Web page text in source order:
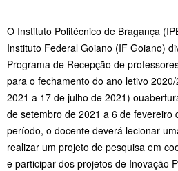
O Instituto Politécnico de Bragança
Instituto Federal Goiano (IF Goiano)
Programa de Recepção de
para o fechamento do ano letivo
2021 a 17 de julho de 2021)
de setembro de 2021 a 6 de fevereiro
período, o docente deverá lecionar
realizar um projeto de pesquisa em
e participar dos projetos de Inovação